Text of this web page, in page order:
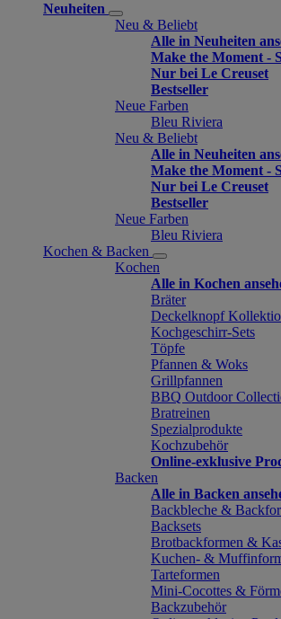
Neuheiten
Neu & Beliebt
Alle in Neuheiten
Make the Moment -
Nur bei Le Creuset
Bestseller
Neue Farben
Bleu Riviera
Neu & Beliebt
Alle in Neuheiten
Make the Moment -
Nur bei Le Creuset
Bestseller
Neue Farben
Bleu Riviera
Kochen & Backen
Kochen
Alle in Kochen
Bräter
Deckelknopf
Kochgeschirr-Sets
Töpfe
Pfannen & Woks
Grillpfannen
BBQ Outdoor
Bratreinen
Spezialprodukte
Kochzubehör
Online-exklusive
Backen
Alle in Backen
Backbleche &
Backsets
Brotbackformen &
Kuchen- &
Tarteformen
Mini-Cocottes &
Backzubehör